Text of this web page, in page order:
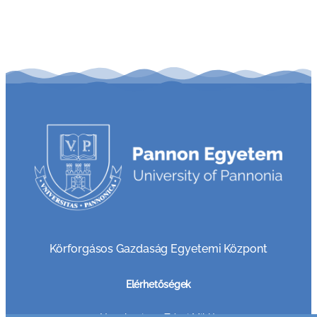
Körforgásos Gazdaság Egyetemi Központ
Elérhetőségek